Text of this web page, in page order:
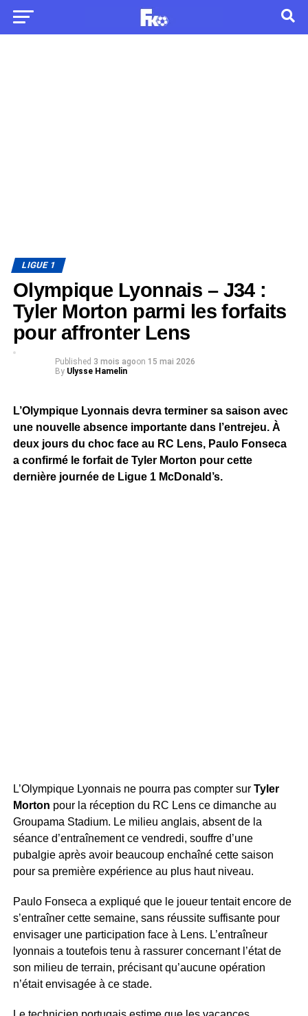
LIGUE 1
Olympique Lyonnais – J34 :
Tyler Morton parmi les forfaits
pour affronter Lens
Published 3 mois agoon 15 mai 2026
By Ulysse Hamelin
L’Olympique Lyonnais devra terminer sa saison avec
une nouvelle absence importante dans l’entrejeu. À
deux jours du choc face au RC Lens, Paulo Fonseca
a confirmé le forfait de Tyler Morton pour cette
dernière journée de Ligue 1 McDonald’s.
L’Olympique Lyonnais ne pourra pas compter sur Tyler
Morton pour la réception du RC Lens ce dimanche au
Groupama Stadium. Le milieu anglais, absent de la
séance d’entraînement ce vendredi, souffre d’une
pubalgie après avoir beaucoup enchaîné cette saison
pour sa première expérience au plus haut niveau.
Paulo Fonseca a expliqué que le joueur tentait encore de
s’entraîner cette semaine, sans réussite suffisante pour
envisager une participation face à Lens. L’entraîneur
lyonnais a toutefois tenu à rassurer concernant l’état de
son milieu de terrain, précisant qu’aucune opération
n’était envisagée à ce stade.